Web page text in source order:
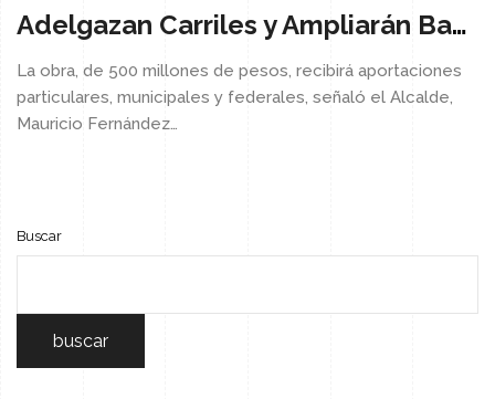
Adelgazan Carriles y Ampliarán Banquetas
La obra, de 500 millones de pesos, recibirá aportaciones
particulares, municipales y federales, señaló el Alcalde,
Mauricio Fernández…
Buscar
buscar